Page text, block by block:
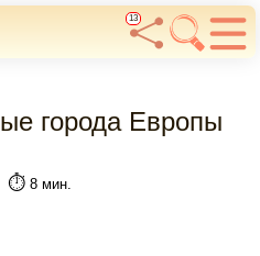
13
города Европы
⏱️ 8 мин.